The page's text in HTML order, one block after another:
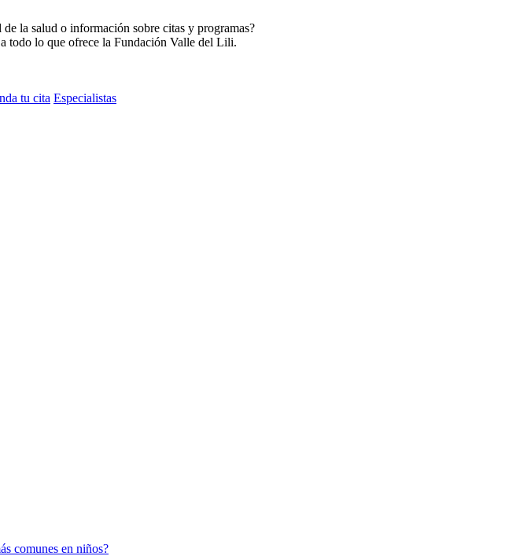
la salud o información sobre citas y programas?
todo lo que ofrece la Fundación Valle del Lili.
tu cita Especialistas
comunes en niños?